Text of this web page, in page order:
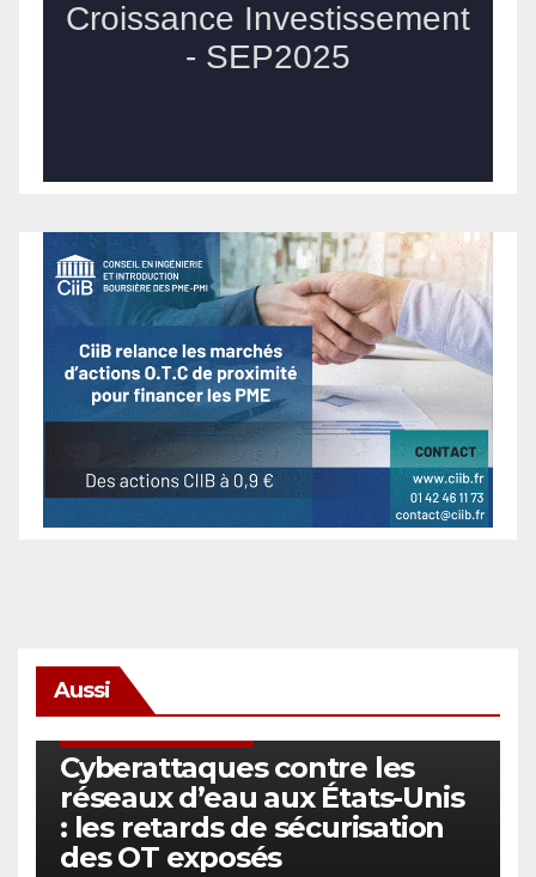
Aussi
Cyberattaques contre les
réseaux d’eau aux États-Unis
: les retards de sécurisation
des OT exposés